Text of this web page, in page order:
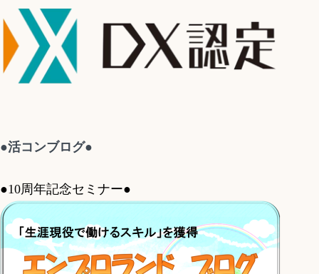
●活コンブログ●
●10周年記念セミナー●